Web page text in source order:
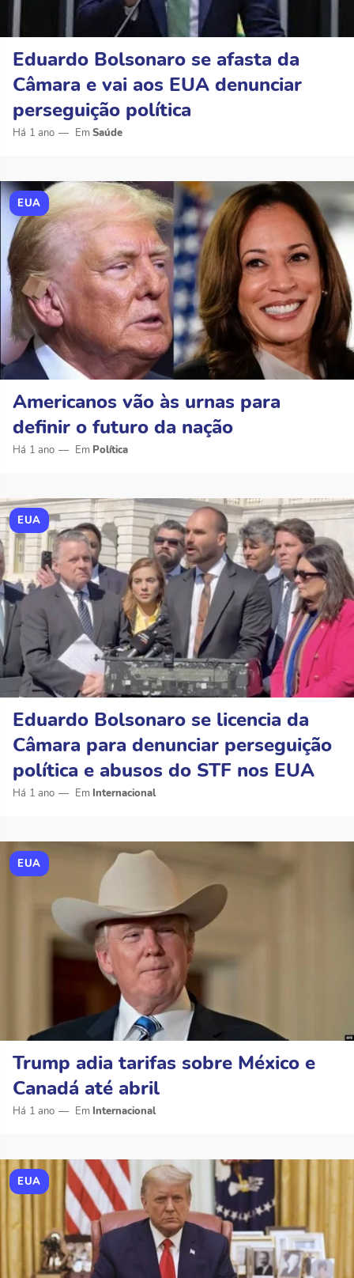
Eduardo Bolsonaro se afasta da
Câmara e vai aos EUA denunciar
perseguição política
Há 1 ano Saúde
EUA
Americanos vão às urnas para
definir o futuro da nação
Há 1 ano Política
EUA
Eduardo Bolsonaro se licencia da
Câmara para denunciar perseguição
política e abusos do STF nos EUA
Há 1 ano Internacional
EUA
Trump adia tarifas sobre México e
Canadá até abril
Há 1 ano Internacional
EUA